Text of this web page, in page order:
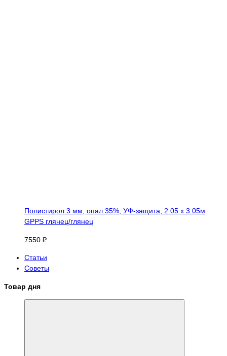
Полистирол 3 мм, опал 35%, УФ-защита, 2.05 х 3.05м
GPPS глянец/глянец
7550 ₽
Статьи
Советы
Товар дня